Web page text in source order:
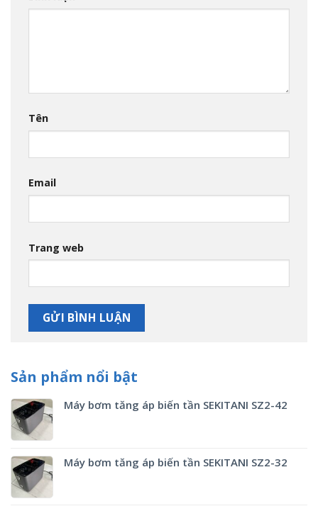
Tên
Email
Trang web
Sản phẩm nổi bật
Máy bơm tăng áp biến tần SEKITANI SZ2-42
Máy bơm tăng áp biến tần SEKITANI SZ2-32